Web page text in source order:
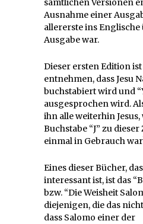
sämtlichen Versionen
Ausnahme einer
allererste ins Englische
Ausgabe war.
Dieser ersten Edition
entnehmen, dass Jesu
buchstabiert wird und
ausgesprochen wird.
ihn alle weiterhin
Buchstabe “J” zu
einmal in Gebrauch
Eines dieser Bücher,
interessant ist, ist das
bzw. “Die Weisheit
diejenigen, die das
dass Salomo einer der